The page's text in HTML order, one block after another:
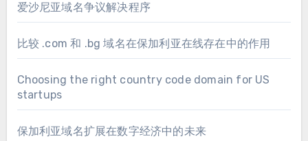
爱沙尼亚域名争议解决程序
比较 .com 和 .bg 域名在保加利亚在线存在中的作用
Choosing the right country code domain for US
startups
保加利亚域名扩展在数字经济中的未来